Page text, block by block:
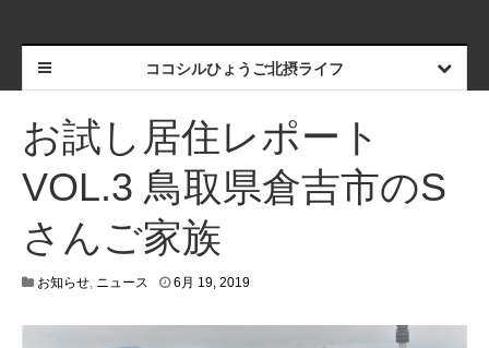
ココシルひょうご北摂ライフ
お試し居住レポート
VOL.3 鳥取県倉吉市のS
さんご家族
お知らせ, ニュース 6月 19, 20194